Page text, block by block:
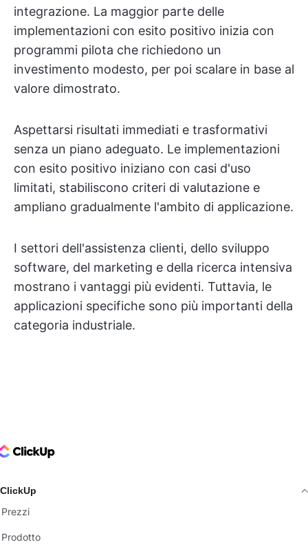
integrazione. La maggior parte delle
implementazioni con esito positivo inizia con
programmi pilota che richiedono un
investimento modesto, per poi scalare in base al
valore dimostrato.
Aspettarsi risultati immediati e trasformativi
senza un piano adeguato. Le implementazioni
con esito positivo iniziano con casi d'uso
limitati, stabiliscono criteri di valutazione e
ampliano gradualmente l'ambito di applicazione.
I settori dell'assistenza clienti, dello sviluppo
software, del marketing e della ricerca intensiva
mostrano i vantaggi più evidenti. Tuttavia, le
applicazioni specifiche sono più importanti della
categoria industriale.
Logo
ClickUp
Prezzi
Prodotto